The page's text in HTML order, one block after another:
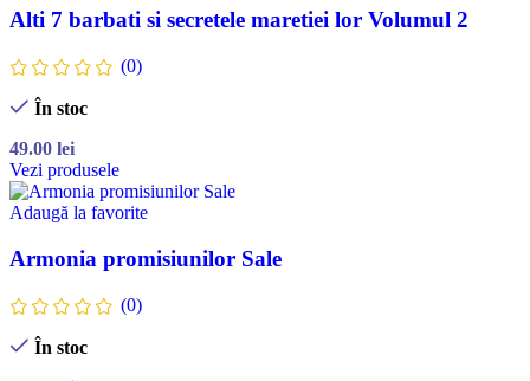
Alti 7 barbati si secretele maretiei lor Volumul 2
(0)
În stoc
49.00 lei
Vezi produsele
Adaugă la favorite
Armonia promisiunilor Sale
(0)
În stoc